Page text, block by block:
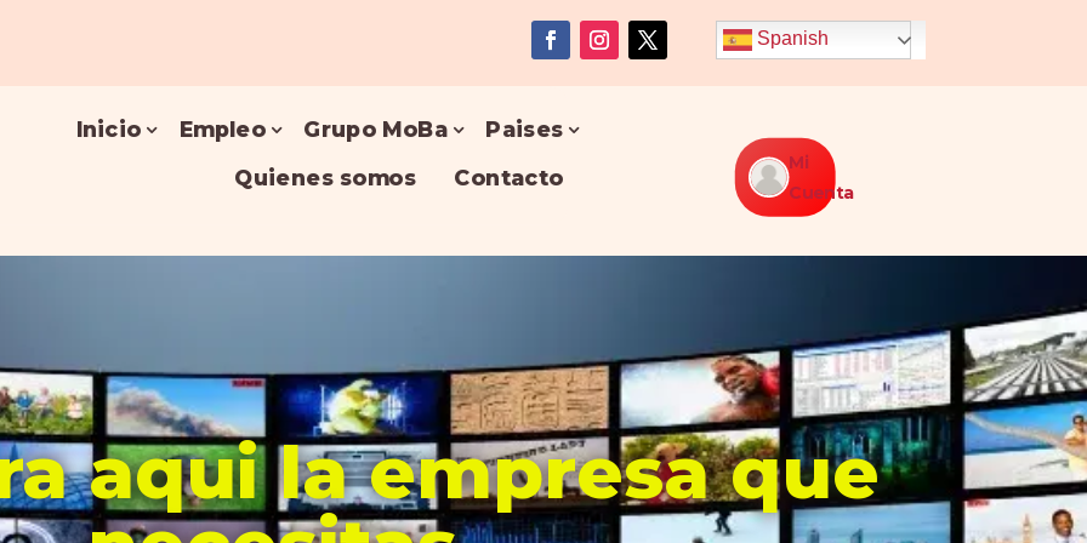
Spanish
Inicio Empleo Grupo MoBa
Paises
Quienes somos
Contacto
Mi
Cuenta
aqui la empresa que